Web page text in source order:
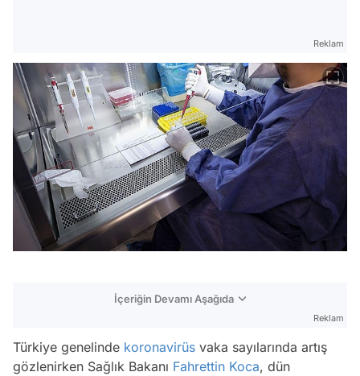
Reklam
İçeriğin Devamı Aşağıda
Reklam
Türkiye genelinde koronavirüs vaka sayılarında artış
gözlenirken Sağlık Bakanı Fahrettin Koca, dün